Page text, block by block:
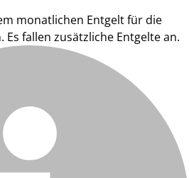
monatlichen Entgelt für die
fallen zusätzliche Entgelte an.